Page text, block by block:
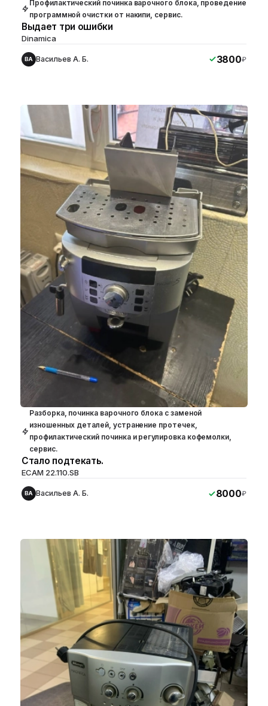
Профилактический починка варочного блока, проведение
программной очистки от накипи, сервис.
Выдает три ошибки
Dinamica
ВА Васильев А. Б. 3800₽
Разборка, починка варочного блока с заменой
изношенных деталей, устранение протечек,
профилактический починка и регулировка кофемолки,
сервис.
Стало подтекать.
ECAM 22.110.SB
ВА Васильев А. Б. 8000₽